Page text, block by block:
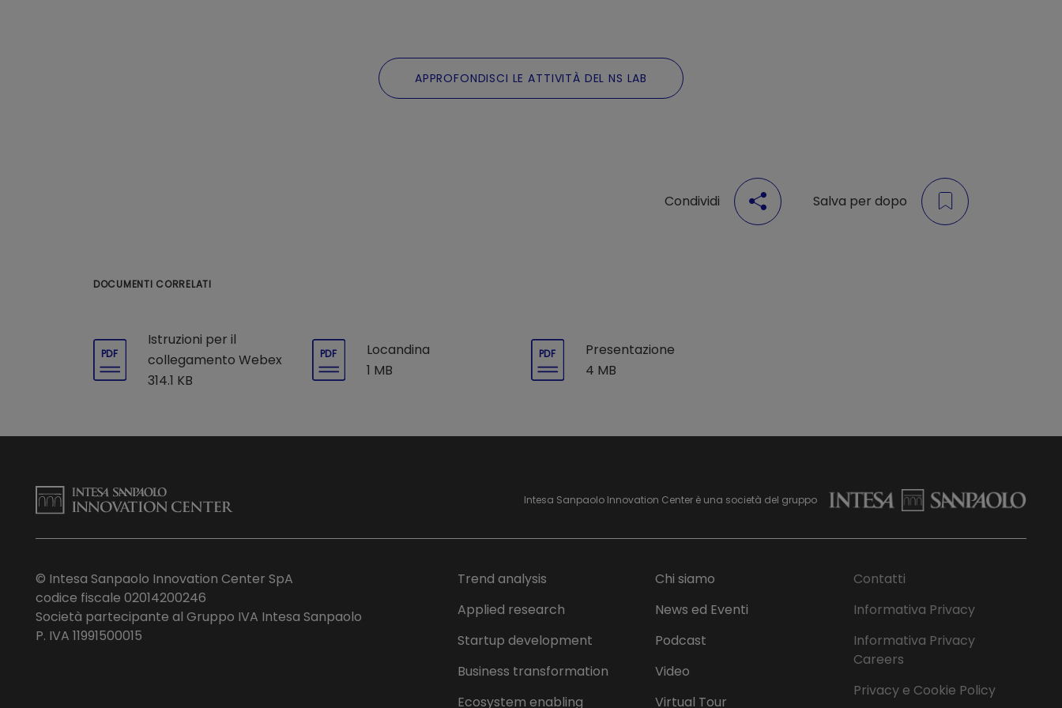
APPROFONDISCI LE ATTIVITÀ DEL NS LAB
Condividi Salva per dopo
DOCUMENTI CORRELATI
PDF
Istruzioni per il
collegamento Webex
314.1 KB
PDF
Locandina
1 MB
PDF
Presentazione
4 MB
Intesa Sanpaolo Innovation Center è una società del gruppo
© Intesa Sanpaolo Innovation Center SpA
codice fiscale 02014200246
Società partecipante al Gruppo IVA Intesa Sanpaolo
P. IVA 11991500015
Trend analysis
Applied research
Startup development
Business transformation
Ecosystem enabling
Chi siamo
News ed Eventi
Podcast
Video
Virtual Tour
Contatti
Informativa Privacy
Informativa Privacy
Careers
Privacy e Cookie Policy